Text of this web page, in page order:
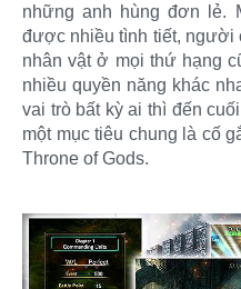
những anh hùng đơn lẻ.
được nhiều tình tiết, người
nhân vật ở mọi thứ hạng
nhiều quyền năng khác
vai trò bất kỳ ai thì đến
một mục tiêu chung là cố
Throne of Gods.